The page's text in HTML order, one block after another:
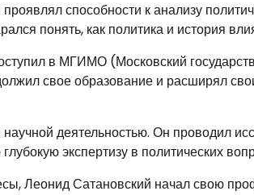
способности к анализу
понять, как политика и история
в МГИМО (Московский
свое образование и расширял
деятельностью. Он проводил
экспертизу в политических
Леонид Сатановский начал свою